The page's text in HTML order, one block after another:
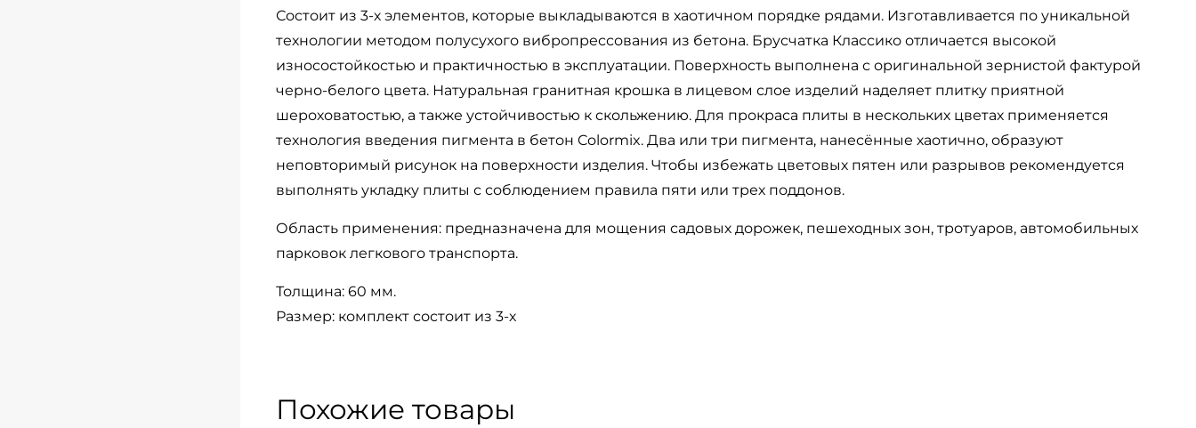
Состоит из 3-х элементов, которые выкладываются в хаотичном порядке рядами. Изготавливается по уникальной
технологии методом полусухого вибропрессования из бетона. Брусчатка Классико отличается высокой
износостойкостью и практичностью в эксплуатации. Поверхность выполнена с оригинальной зернистой фактурой
черно-белого цвета. Натуральная гранитная крошка в лицевом слое изделий наделяет плитку приятной
шероховатостью, а также устойчивостью к скольжению. Для прокраса плиты в нескольких цветах применяется
технология введения пигмента в бетон Colormix. Два или три пигмента, нанесённые хаотично, образуют
неповторимый рисунок на поверхности изделия. Чтобы избежать цветовых пятен или разрывов рекомендуется
выполнять укладку плиты с соблюдением правила пяти или трех поддонов.
Область применения: предназначена для мощения садовых дорожек, пешеходных зон, тротуаров, автомобильных
парковок легкового транспорта.
Толщина: 60 мм.
Размер: комплект состоит из 3-х
Похожие товары